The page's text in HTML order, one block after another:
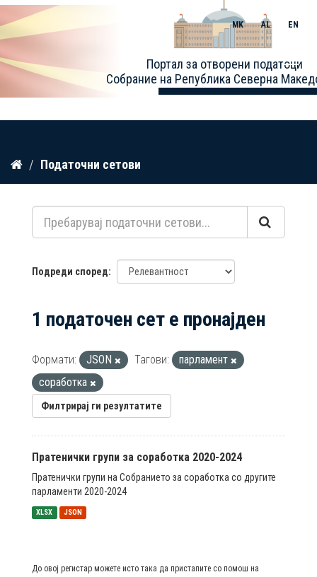
Прескокнете
содржина
Портал за отворени податоци
Собрание на Република Северна
MK AL EN
Toggle
Податочни сетови
Подреди според
1 податочен сет е пронајден
Формати: JSON Тагови:
парламент
соработка
Филтрирај ги резултатите
Пратенички групи за соработка 2020-2024
Пратенички групи на Собранието за соработка со другите
парламенти 2020-2024
XLSX JSON
До овој регистар можете исто така да пристапите со помош на